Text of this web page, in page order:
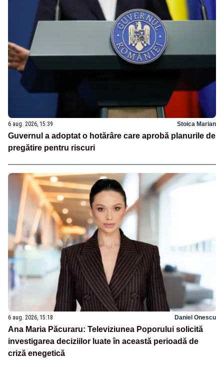
6 aug. 2026, 15:39 Stoica Marian
Guvernul a adoptat o hotărâre care aprobă planurile de
pregătire pentru riscuri
6 aug. 2026, 15:18 Daniel Onescu
Ana Maria Păcuraru: Televiziunea Poporului solicită
investigarea deciziilor luate în această perioadă de
criză enegetică